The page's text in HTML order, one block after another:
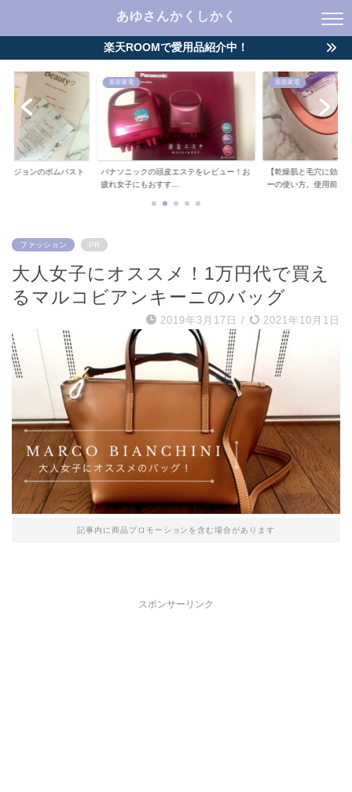
あゆさんかくしかく
楽天ROOMで愛用品紹介中！
エステをレビュー！お
美容家電
【乾燥肌と毛穴に効果】ナノケアスチーマ
ーの使い方。使用前...
スキンケア
資生堂レシピストのプ
液をアラサーが使っ...
ファッション PR
大人女子にオススメ！1万円代で買え
るマルコビアンキーニのバッグ
2019年3月17日 / 2021年10月1日
記事内に商品プロモーションを含む場合があります
スポンサーリンク